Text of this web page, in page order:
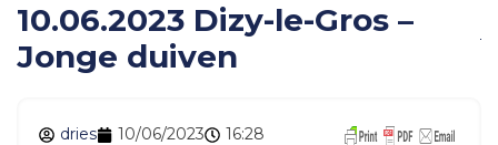
10.06.2023 Dizy-le-Gros –
Jonge duiven
dries 10/06/2023 16:28